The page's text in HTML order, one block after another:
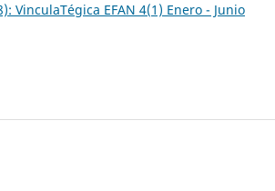
VinculaTégica EFAN 4(1) Enero - Junio